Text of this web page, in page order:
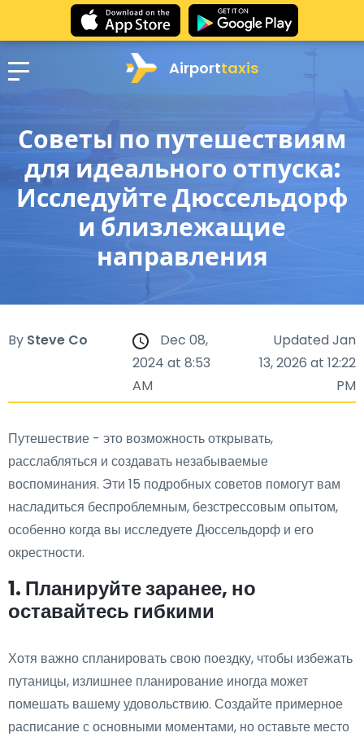
Airporttaxis
Советы по путешествиям
для идеального отпуска:
Исследуйте Дюссельдорф
и близлежащие
направления
By Steve Co
Dec 08,
2024 at 8:53
AM
Updated Jan
13, 2026 at 12:22
PM
Путешествие - это возможность открывать,
расслабляться и создавать незабываемые
воспоминания. Эти 15 подробных советов помогут вам
насладиться беспроблемным, безстрессовым опытом,
особенно когда вы исследуете Дюссельдорф и его
окрестности.
1. Планируйте заранее, но
оставайтесь гибкими
Хотя важно спланировать свою поездку, чтобы избежать
путаницы, излишнее планирование иногда может
помешать вашему удовольствию. Создайте примерное
расписание с основными моментами, но оставьте место